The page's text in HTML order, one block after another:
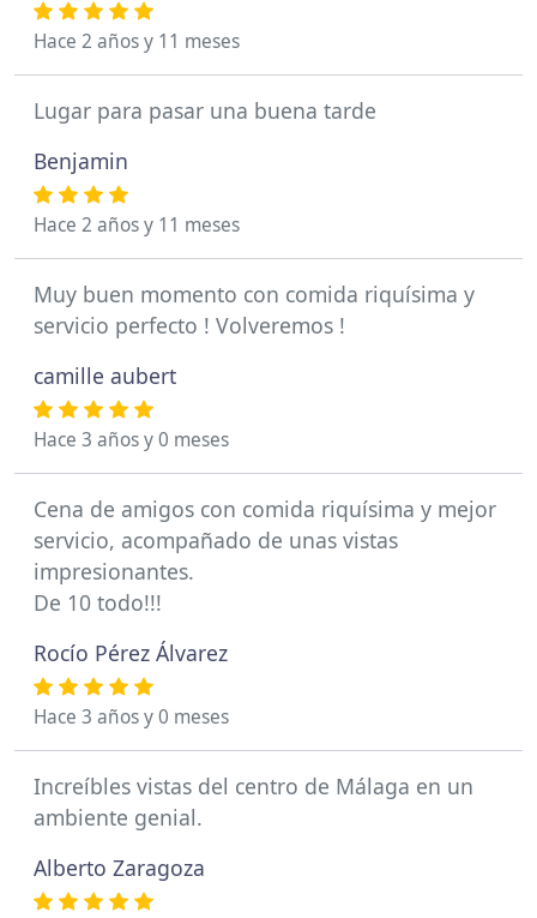
Hace 2 años y 11 meses
Lugar para pasar una buena tarde
Benjamin
Hace 2 años y 11 meses
Muy buen momento con comida riquísima y
servicio perfecto ! Volveremos !
camille aubert
Hace 3 años y 0 meses
Cena de amigos con comida riquísima y mejor
servicio, acompañado de unas vistas
impresionantes.
De 10 todo!!!
Rocío Pérez Álvarez
Hace 3 años y 0 meses
Increíbles vistas del centro de Málaga en un
ambiente genial.
Alberto Zaragoza